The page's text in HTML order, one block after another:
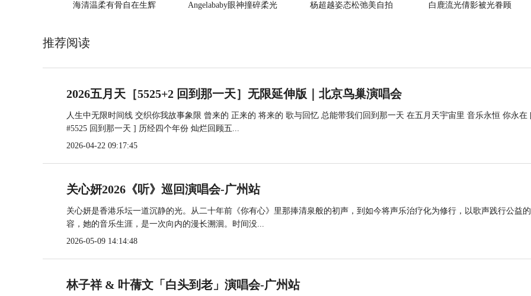
海清温柔有骨自在生辉 Angelababy眼神撞碎柔光 杨超越姿态松弛美自拍 白鹿流光倩影被光眷顾
推荐阅读
2026五月天［5525+2 回到那一天］无限延伸版｜北京鸟巢演唱会
人生中无限时间线 交织你我故事象限 曾来的 正来的 将来的 歌与回忆 总能带我们回到那一天 在五月天宇宙里 音乐永恒 你永在
#5525 回到那一天 ] 历经四个年份 灿烂回顾五...
2026-04-22 09:17:45
关心妍2026《听》巡回演唱会-广州站
关心妍是香港乐坛一道沉静的光。从二十年前《你有心》里那捧清泉般的初声，到如今将声乐治疗化为修行，以歌声践行公益
容，她的音乐生涯，是一次向内的漫长溯洄。时间没...
2026-05-09 14:14:48
林子祥 & 叶蒨文「白头到老」演唱会-广州站